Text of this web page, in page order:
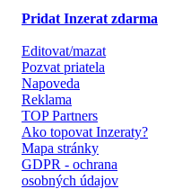
Pridat Inzerat zdarma
Editovat/mazat
Pozvat priatela
Napoveda
Reklama
TOP Partners
Ako topovat Inzeraty?
Mapa stránky
GDPR - ochrana
osobných údajov